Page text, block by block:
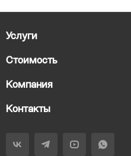
Услуги
Стоимость
Компания
Контакты